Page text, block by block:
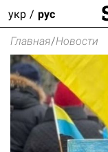
укр рус
Главная/Новости